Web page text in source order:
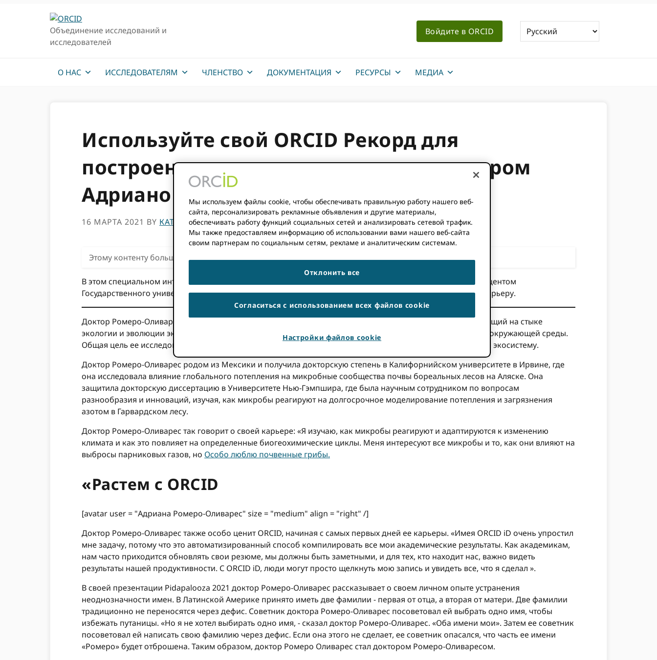
Объединение исследований и
исследователей
Войдите в ORCID
О НАС ИССЛЕДОВАТЕЛЯМ ЧЛЕНСТВО ДОКУМЕНТАЦИЯ РЕСУРСЫ МЕДИА
Используйте свой ORCID Рекорд для
построения карьеры: интервью с доктором
Адрианой Ромеро-Оливарес
16 МАРТА 2021 BY КАТРИНА УИЛЛИС
Этому контенту больше трех лет. Информация, содержащаяся в этом посте, может быть неточной.
В этом специальном интервью ORCIDКатрина Уиллис разговаривает с доктором Ромеро-Оливаресом, доцентом
Государственного университета Нью-Мексико, о том, как ORCID внесла свой вклад в ее академическую карьеру.
Доктор Ромеро-Оливарес,
, почвенный микробиолог, работающий на стыке
экологии и эволюции экосистем. Ей интересно понять, как микробы реагируют и адаптируются к стрессу окружающей среды.
Общая цель ее исследования - лучше понять и спланировать влияние глобального изменения климата на экосистему.
Доктор Ромеро-Оливарес родом из Мексики и получила докторскую степень в Калифорнийском университете в Ирвине, где
она исследовала влияние глобального потепления на микробные сообщества почвы бореальных лесов на Аляске. Она
защитила докторскую диссертацию в Университете Нью-Гэмпшира, где была научным сотрудником по вопросам
разнообразия и инноваций, изучая, как микробы реагируют на долгосрочное моделирование потепления и загрязнения
азотом в Гарвардском лесу.
Доктор Ромеро-Оливарес так говорит о своей карьере: «Я изучаю, как микробы реагируют и адаптируются к изменению
климата и как это повлияет на определенные биогеохимические циклы. Меня интересуют все микробы и то, как они влияют на
выбросы парниковых газов, но Особо люблю почвенные грибы.
«Растем с ORCID
[avatar user = "Адриана Ромеро-Оливарес" size = "medium" align = "right" /]
Доктор Ромеро-Оливарес также особо ценит ORCID, начиная с самых первых дней ее карьеры. «Имея ORCID iD очень упростил
мне задачу, потому что это автоматизированный способ компилировать все мои академические результаты. Как академикам,
нам часто приходится обновлять свои резюме, мы должны быть заметными, и для тех, кто находит нас, важно видеть
результаты нашей продуктивности. С ORCID iD, люди могут просто щелкнуть мою запись и увидеть все, что я сделал ».
В своей презентации Pidapalooza 2021 доктор Ромеро-Оливарес рассказывает о своем личном опыте устранения
неоднозначности имен. В Латинской Америке принято иметь две фамилии - первая от отца, а вторая от матери. Две фамилии
традиционно не переносятся через дефис. Советник доктора Ромеро-Оливарес посоветовал ей выбрать одно имя, чтобы
избежать путаницы. «Но я не хотел выбирать одно имя, - сказал доктор Ромеро-Оливарес. «Оба имени мои». Затем ее советник
посоветовал ей написать свою фамилию через дефис. Если она этого не сделает, ее советник опасался, что часть ее имени
«Ромеро» будет отброшена. Таким образом, доктор Ромеро Оливарес стал доктором Ромеро-Оливаресом.
Мы используем файлы cookie, чтобы обеспечивать правильную работу нашего веб-
сайта, персонализировать рекламные объявления и другие материалы,
обеспечивать работу функций социальных сетей и анализировать сетевой трафик.
Мы также предоставляем информацию об использовании вами нашего веб-сайта
своим партнерам по социальным сетям, рекламе и аналитическим системам.
Отклонить все
Согласиться с использованием всех файлов cookie
Настройки файлов cookie